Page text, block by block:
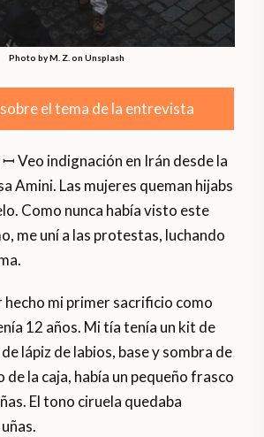
Photo by M. Z. on Unsplash
el tema de la entrevista
Veo indignación en Irán desde la
Amini. Las mujeres queman hijabs
Como nunca había visto este
me uní a las protestas, luchando
hecho mi primer sacrificio como
12 años. Mi tía tenía un kit de
lápiz de labios, base y sombra de
de la caja, había un pequeño frasco
El tono ciruela quedaba